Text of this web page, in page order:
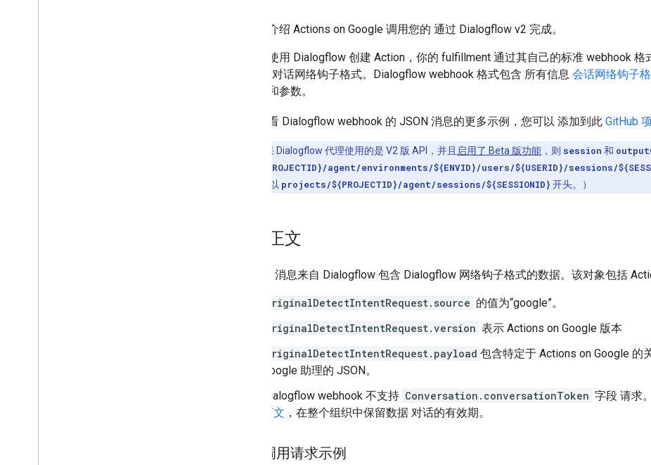
本部分介绍 Actions on Google 调用您的 通过 Dialogflow v2 完成。
如果你使用 Dialogflow 创建 Action，你的 fulfillment 通过其自己的标准 webhook
Google 对话网络钩子格式。Dialogflow webhook 格式包含 所有信息 会话网络钩子
上下文和参数。
如需查看 Dialogflow webhook 的 JSON 消息的更多示例，您可以 添加到此 GitHub
：如果 Dialogflow 代理使用的是 V2 版 API，并且 启用了 Beta 版功能 ，则 session 和
projects/${PROJECTID}/agent/environments/${ENVID}/users/${USERID}/sessions/
V2 中，此选项以 projects/${PROJECTID}/agent/sessions/${SESSIONID} 开头。）
请求正文
消息来自 Dialogflow 包含 Dialogflow 网络钩子格式的数据。该对象包括
originalDetectIntentRequest.source 的值为“google”。
originalDetectIntentRequest.version 表示 Actions on Google 版本
originalDetectIntentRequest.payload 包含特定于 Actions on Google 的
Google 助理的 JSON。
Dialogflow webhook 不支持 Conversation.conversationToken 字段 请求
下文 ，在整个组织中保留数据 对话的有效期。
简单调用请求示例